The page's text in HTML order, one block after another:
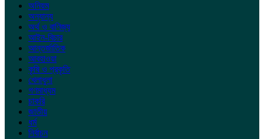
অনিয়ম
অন্যান্য
অর্থ ও বাণিজ্য
আইন-বিচার
আন্তর্জাতিক
আবহাওয়া
কৃষি ও প্রকৃতি
খেলাধুলা
গণমাধ্যম
চাকরি
জাতীয়
ধর্ম
নির্বাচন